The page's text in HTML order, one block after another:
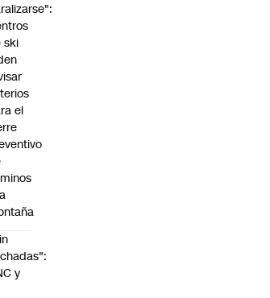
ski
el
y